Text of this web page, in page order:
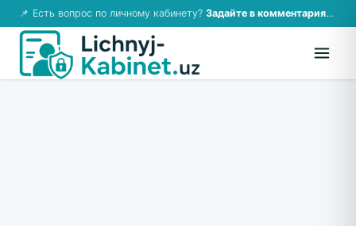
📌 Есть вопрос по личному кабинету? Задайте в комментариях — ответим!